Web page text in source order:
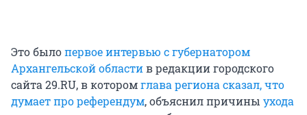
Это былопервое интервью с губернатором
Архангельской областив редакции городского
сайта 29.RU, в которомглава региона сказал, что
думает про референдум, объяснил причины ухода